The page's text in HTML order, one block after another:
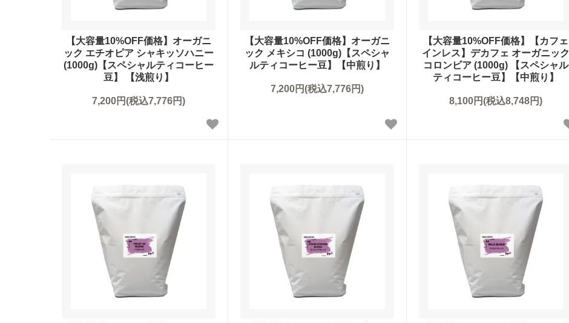
【大容量10%OFF価格】オーガニ
ック エチオピア シャキッソハニー
(1000g)【スペシャルティコーヒー
豆】 【浅煎り】
7,200円(税込7,776円)
【大容量10%OFF価格】オーガニ
ック メキシコ (1000g)【スペシャ
ルティコーヒー豆】【中煎り】
7,200円(税込7,776円)
【大容量10%OFF価格】【カフェ
インレス】デカフェ オーガニック
コロンビア (1000g) 【スペシャル
ティコーヒー豆】【中煎り】
8,100円(税込8,748円)